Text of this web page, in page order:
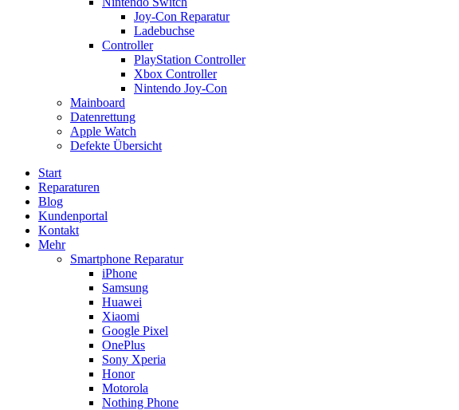
Joy-Con Reparatur
Ladebuchse
Controller
PlayStation Controller
Xbox Controller
Nintendo Joy-Con
Mainboard
Datenrettung
Apple Watch
Defekte Übersicht
Start
Reparaturen
Blog
Kundenportal
Kontakt
Mehr
Smartphone Reparatur
iPhone
Samsung
Huawei
Xiaomi
Google Pixel
OnePlus
Sony Xperia
Honor
Motorola
Nothing Phone